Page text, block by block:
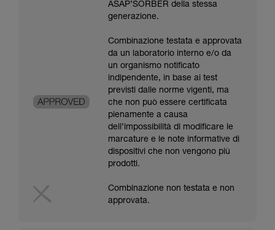
ASAP’SORBER della stessa
generazione.
Combinazione testata e approvata
da un laboratorio interno e/o da
un organismo notificato
indipendente, in base ai test
previsti dalle norme vigenti, ma
che non può essere certificata
pienamente a causa
dell’impossibilità di modificare le
marcature e le note informative di
dispositivi che non vengono più
prodotti.
Combinazione non testata e non
approvata.